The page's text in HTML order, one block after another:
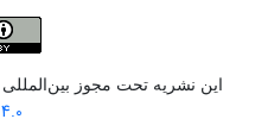
این نشریه تحت مجوز بین‌المللی
4.0